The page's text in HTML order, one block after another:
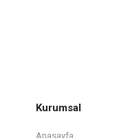
Kurumsal
Anasayfa